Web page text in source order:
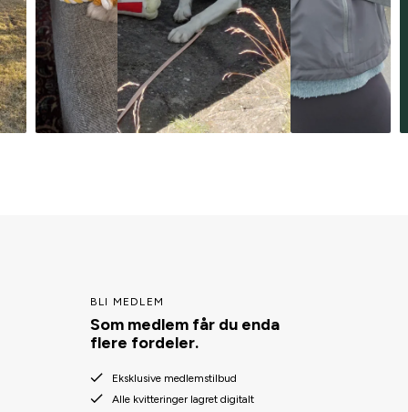
BLI MEDLEM
Som medlem får du enda
flere fordeler.
Eksklusive medlemstilbud
Alle kvitteringer lagret digitalt